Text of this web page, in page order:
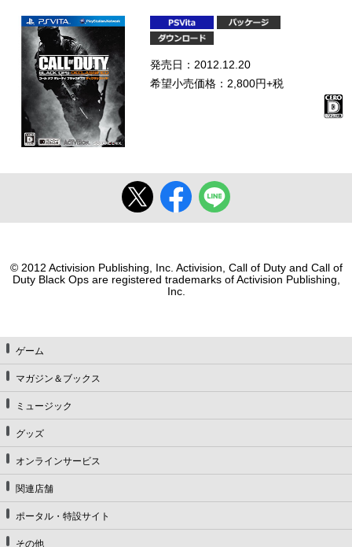
発売日：2012.12.20
希望小売価格：2,800円+税
© 2012 Activision Publishing, Inc. Activision, Call of Duty and Call of
Duty Black Ops are registered trademarks of Activision Publishing,
Inc.
ゲーム
マガジン＆ブックス
ミュージック
グッズ
オンラインサービス
関連店舗
ポータル・特設サイト
その他